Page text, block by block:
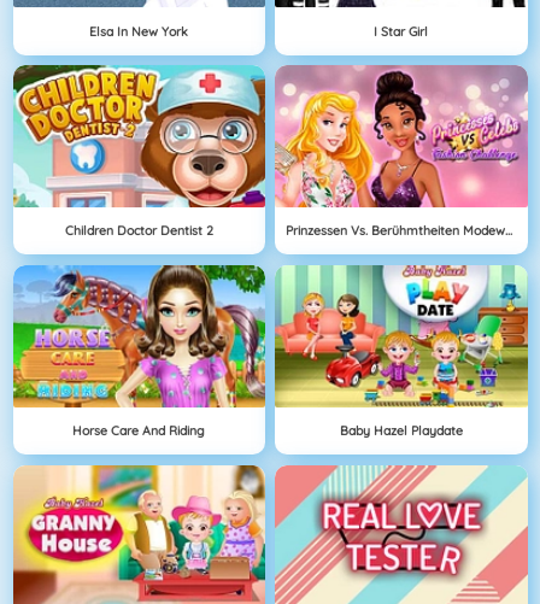
Elsa In New York I Star Girl
Children Doctor Dentist 2 Prinzessen Vs. Berühmtheiten Modewettbewerb
Horse Care And Riding Baby Hazel Playdate